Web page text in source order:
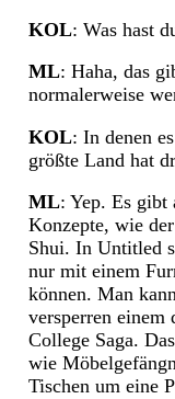
KOL: Was hast
ML: Haha, das
normalerweise
KOL: In denen
größte Land hat
ML: Yep. Es gibt
Konzepte, wie
Shui. In Untitled
nur mit einem
können. Man
versperren einem
College Saga.
wie
Tischen um eine